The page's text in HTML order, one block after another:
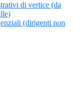
di vertice (da
(dirigenti non